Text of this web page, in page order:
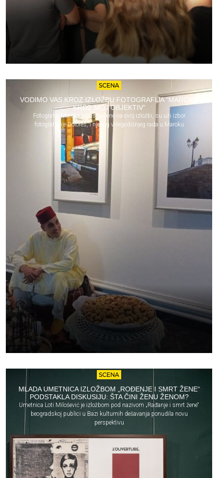
SCENA
VODIMO VAS KROZ IZLOŽBU FOTOGRAFIJA “MAROKO
KROZ MOJ OBJEKTIV”
Fotografije Maroka predstavljene na ovoj izložbi, su uži izbor
fotografkinje Dolores, i njenog višegodišnjeg rada u Maroku
SCENA
MLADA UMETNICA IZLOŽBOM „ROĐENJE I SMRT ŽENE“
PODSTAKLA DISKUSIJU: ŠTA ČINI ŽENU ŽENOM?
Umetnica Loti Milošević je izložbom pod nazivom „Rađanje i smrt žene“
beogradskoj publici u Bazi kulturnih dešavanja ponudila novu
perspektivu